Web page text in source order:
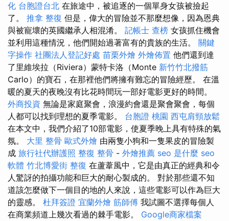
化 台胞證台北 在旅途中，被追逐的一個單身女孩被撿起
了。 推拿 整復 但是，偉大的冒險並不那麼想像，因為恩典
與被寵壞的英國繼承人相混淆。 記帳士 查榜 女孩抓住機會
並利用這種情況，他們開始過著富有的貴族的生活。 關鍵
字操作 社團法人登記好處 苗栗外燴 外燴佈置 他們還到達
了里維埃拉（Riviera）蒙特卡洛（Monte 新竹竹北撥筋
Carlo）的寶石，在那裡他們將擁有難忘的冒險經歷。 在溫
暖的夏天的夜晚沒有比花時間玩一部好電影更好的時間。
外商投資 無論是家庭聚會，浪漫約會還是聚會聚會，每個
人都可以找到理想的夏季電影。 台胞證 桃園 西屯肩頸放鬆
在本文中，我們介紹了10部電影，使夏季晚上具有特殊的氣
氛。 大里 整骨 歐式外燴 由兩隻小狗和一隻果皮的冒險製
成 旅行社代辦護照 整復 整骨 - 外燴推薦 seo 是什麼 seo
軟體 竹北博愛街 整復 在蘆葦風中，它是由真正的經典和令
人驚訝的拍攝功能和巨大的耐心製成的。 對於那些還不知
道該怎麼做下一個目的地的人來說，這些電影可以作為巨大
的靈感。 杜拜簽證 宜蘭外燴 筋師傅 我試圖不選擇每個人
在商業頻道上幾次看過的棘手電影。 Google商家檔案